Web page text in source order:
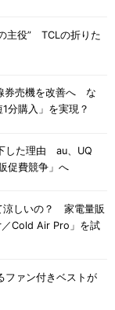
主役” TCLの折りた
券売機を改善へ な
分購入」を実現？
した理由 au、UQ
促費競争」へ
涼しいの？ 家電量販
Cold Air Pro」を試
ファン付きベストが